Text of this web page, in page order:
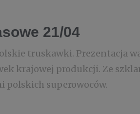
21/04
truskawki. Prezentacja
krajowej produkcji. Ze
polskich superowoców.